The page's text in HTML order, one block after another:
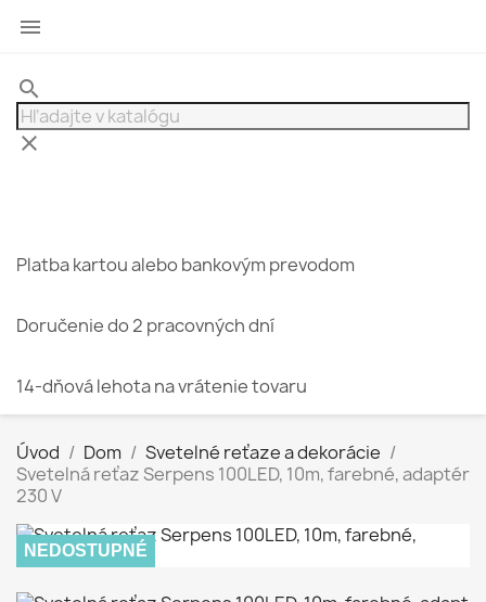

search
clear
Platba kartou alebo bankovým prevodom
Doručenie do 2 pracovných dní
14-dňová lehota na vrátenie tovaru
Úvod Dom
Svetelné reťaze a dekorácie
Svetelná reťaz Serpens 100LED, 10m, farebné, adaptér
230 V
NEDOSTUPNÉ